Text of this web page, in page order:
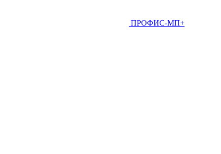
ПРОФИС-МП+